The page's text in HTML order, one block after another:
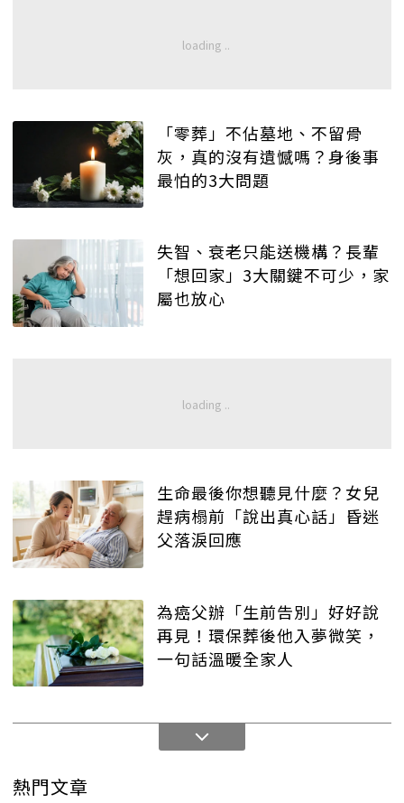
「零葬」不佔墓地、不留骨
灰，真的沒有遺憾嗎？身後事
最怕的3大問題
失智、衰老只能送機構？長輩
「想回家」3大關鍵不可少，家
屬也放心
生命最後你想聽見什麼？女兒
趕病榻前「說出真心話」昏迷
父落淚回應
為癌父辦「生前告別」好好說
再見！環保葬後他入夢微笑，
一句話溫暖全家人
熱門文章